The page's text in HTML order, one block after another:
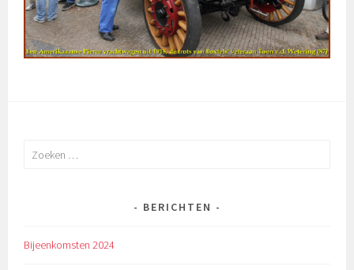
Zoeken
BERICHTEN
Bijeenkomsten 2024